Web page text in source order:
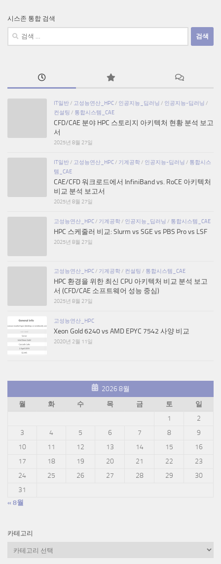
시스존 통합 검색
검
IT일반 / 고성능연산_HPC / 인공지능_딥러닝 / 인공지능-딥러닝 /
컨설팅 / 통합시스템_CAE
CFD/CAE 분야 HPC 스토리지 아키텍처 현황 분석 보고
서
2025년 8월 27일
IT일반 / 고성능연산_HPC / 기계공학 / 인공지능-딥러닝 / 통합시스
템_CAE
CAE/CFD 워크로드에서 InfiniBand vs. RoCE 아키텍처
비교 분석 보고서
2025년 8월 27일
고성능연산_HPC / 기계공학 / 인공지능_딥러닝 / 통합시스템_CAE
HPC 스케줄러 비교: Slurm vs SGE vs PBS Pro vs LSF
2025년 8월 27일
고성능연산_HPC / 기계공학 / 컨설팅 / 통합시스템_CAE
HPC 환경을 위한 최신 CPU 아키텍처 비교 분석 보고
서 (CFD/CAE 소프트웨어 성능 중심)
2025년 8월 27일
고성능연산_HPC
Xeon Gold 6240 vs AMD EPYC 7542 사양 비교
2020년 2월 11일
2026 8월
월
화 수 목 금 토
일
1
2
3
4 5 6 7 8
9
10
11 12 13 14 15
16
17
18 19 20 21 22
23
24
25 26 27 28 29
30
31
« 8월
카테고리